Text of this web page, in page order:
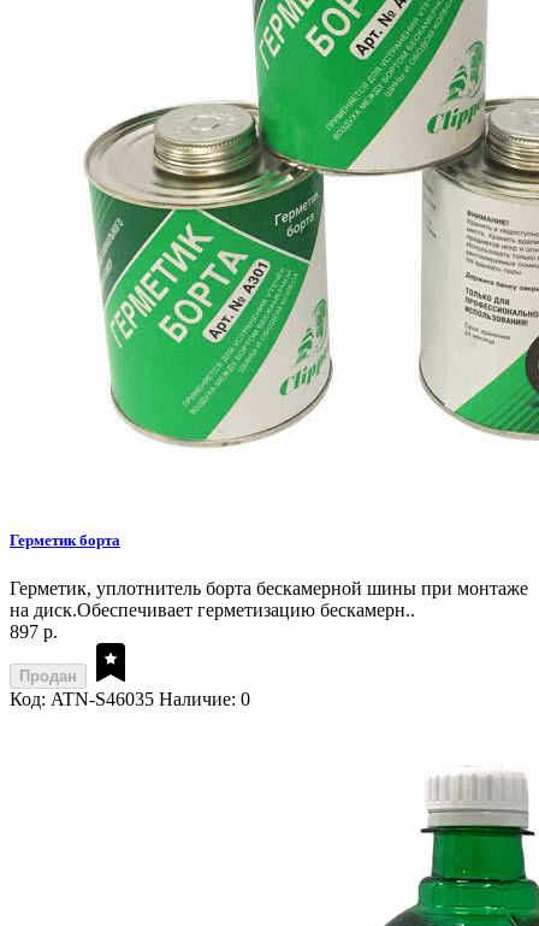
Герметик борта
Герметик, уплотнитель борта бескамерной шины при монтаже
на диск.Обеспечивает герметизацию бескамерн..
897 р.
Продан
Код: ATN-S46035 Наличие: 0